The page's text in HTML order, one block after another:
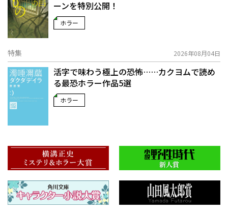
ーンを特別公開！
ホラー
特集 2026年08月04日
活字で味わう極上の恐怖……カクヨムで読め
る最恐ホラー作品5選
ホラー